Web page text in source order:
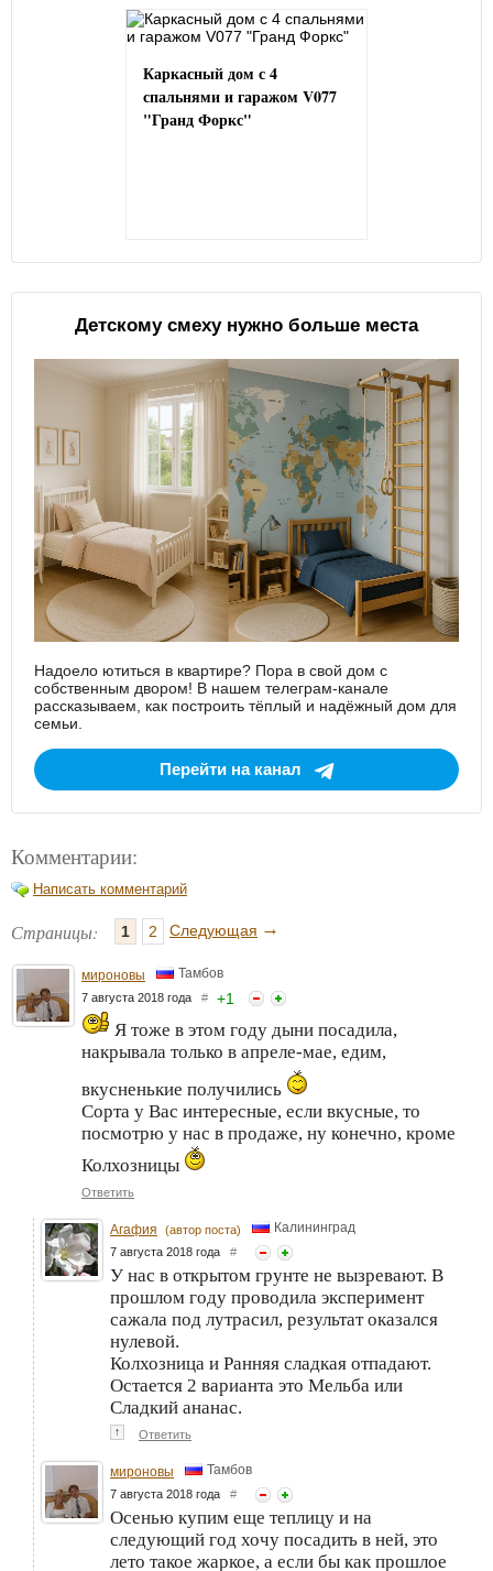
Каркасный дом с 4
спальнями и гаражом V077
"Гранд Форкс"
Детскому смеху нужно больше места
Надоело ютиться в квартире? Пора в свой дом с
собственным двором! В нашем телеграм-канале
рассказываем, как построить тёплый и надёжный дом для
семьи.
Перейти на канал
Комментарии:
Написать комментарий
Страницы: 1 2 Следующая →
мироновы Тамбов
7 августа 2018 года # +1
Я тоже в этом году дыни посадила,
накрывала только в апреле-мае, едим,
вкусненькие получились
Сорта у Вас интересные, если вкусные, то
посмотрю у нас в продаже, ну конечно, кроме
Колхозницы
Ответить
Агафия (автор поста) Калининград
7 августа 2018 года #
У нас в открытом грунте не вызревают. В
прошлом году проводила эксперимент
сажала под лутрасил, результат оказался
нулевой.
Колхозница и Ранняя сладкая отпадают.
Остается 2 варианта это Мельба или
Сладкий ананас.
↑ Ответить
мироновы Тамбов
7 августа 2018 года #
Осенью купим еще теплицу и на
следующий год хочу посадить в ней, это
лето такое жаркое, а если бы как прошлое